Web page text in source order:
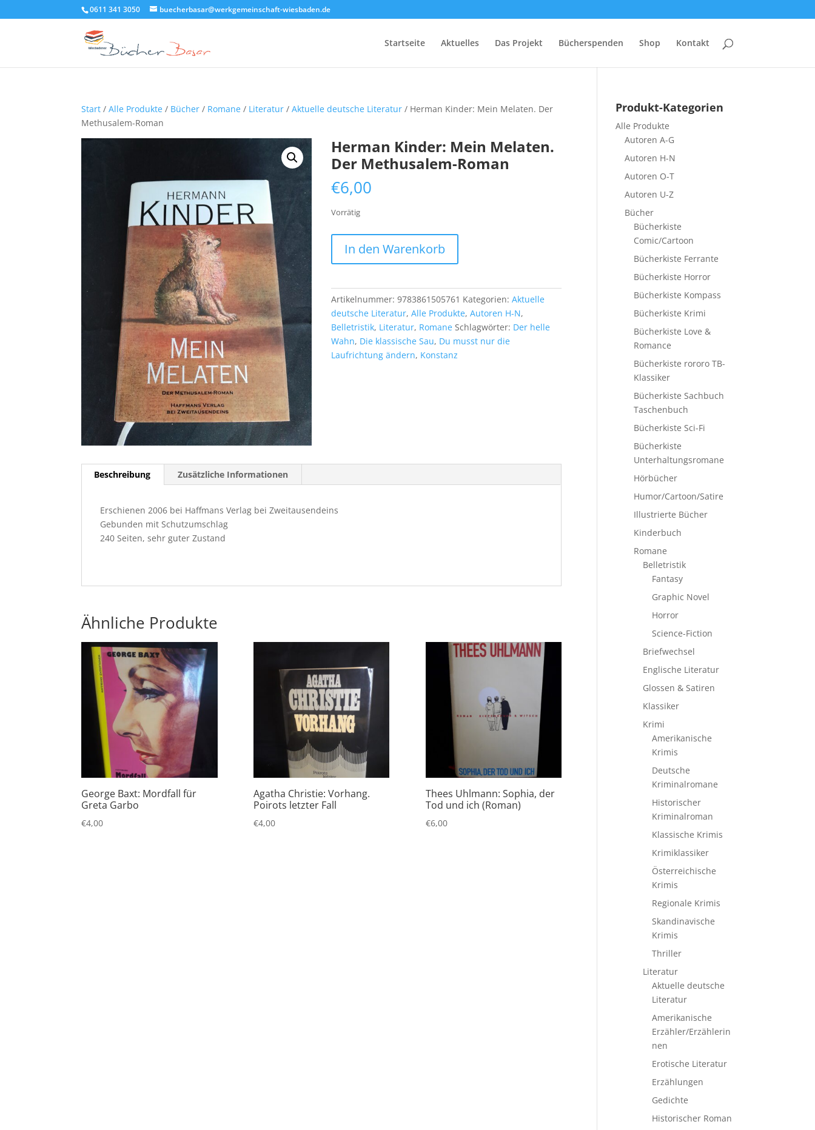
0611 341 3050 buecherbasar@werkgemeinschaft-wiesbaden.de
Startseite Aktuelles Das Projekt Bücherspenden Shop Kontakt
Start /Alle Produkte / Bücher / Romane / Literatur /Aktuelle deutsche Literatur / Herman Kinder: Mein Melaten. Der
Methusalem-Roman
Herman Kinder: Mein Melaten.
Der Methusalem-Roman
€6,00
Vorrätig
Kinder:
Mein
Der
Methusalem-
Roman
Menge
In den Warenkorb
Artikelnummer:9783861505761 Kategorien:Aktuelle
deutsche Literatur,Alle Produkte,Autoren H-N,
Belletristik, Literatur, Romane Schlagwörter: Der helle
Wahn, Die klassische Sau, Du musst nur die
Laufrichtung ändern, Konstanz
Beschreibung Zusätzliche Informationen
Erschienen 2006 bei Haffmans Verlag bei Zweitausendeins
Gebunden mit Schutzumschlag
240 Seiten, sehr guter Zustand
Ähnliche Produkte
George Baxt: Mordfall für
Greta Garbo
€4,00
Agatha Christie: Vorhang.
Poirots letzter Fall
€4,00
Thees Uhlmann: Sophia, der
Tod und ich (Roman)
€6,00
Produkt-Kategorien
Alle Produkte
Autoren A-G
Autoren H-N
Autoren O-T
Autoren U-Z
Bücher
Bücherkiste
Comic/Cartoon
Bücherkiste Ferrante
Bücherkiste Horror
Bücherkiste Kompass
Bücherkiste Krimi
Bücherkiste Love &
Romance
Bücherkiste rororo TB-
Klassiker
Bücherkiste Sachbuch
Taschenbuch
Bücherkiste Sci-Fi
Bücherkiste
Unterhaltungsromane
Hörbücher
Humor/Cartoon/Satire
Illustrierte Bücher
Kinderbuch
Romane
Belletristik
Fantasy
Graphic Novel
Horror
Science-Fiction
Briefwechsel
Englische Literatur
Glossen & Satiren
Klassiker
Krimi
Amerikanische
Krimis
Deutsche
Kriminalromane
Historischer
Kriminalroman
Klassische Krimis
Krimiklassiker
Österreichische
Krimis
Regionale Krimis
Skandinavische
Krimis
Thriller
Literatur
Aktuelle deutsche
Literatur
Amerikanische
Erzähler/Erzählerin
nen
Erotische Literatur
Erzählungen
Gedichte
Historischer Roman